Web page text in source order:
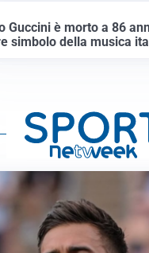
Guccini è morto a 86
simbolo della musica